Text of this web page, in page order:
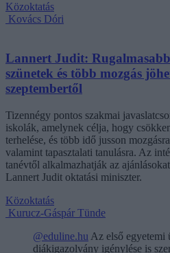
Közoktatás
Kovács Dóri
Lannert Judit: Rugalmasabb
szünetek és több mozgás
szeptembertől
Tizennégy pontos szakmai
iskolák, amelynek célja, hogy
terhelése, és több idő jusson
valamint tapasztalati tanulásra. Az
tanévtől alkalmazhatják az
Lannert Judit oktatási miniszter.
Közoktatás
Kurucz-Gáspár Tünde
@eduline.hu Az első egyetemi
diákigazolvány igénylése is